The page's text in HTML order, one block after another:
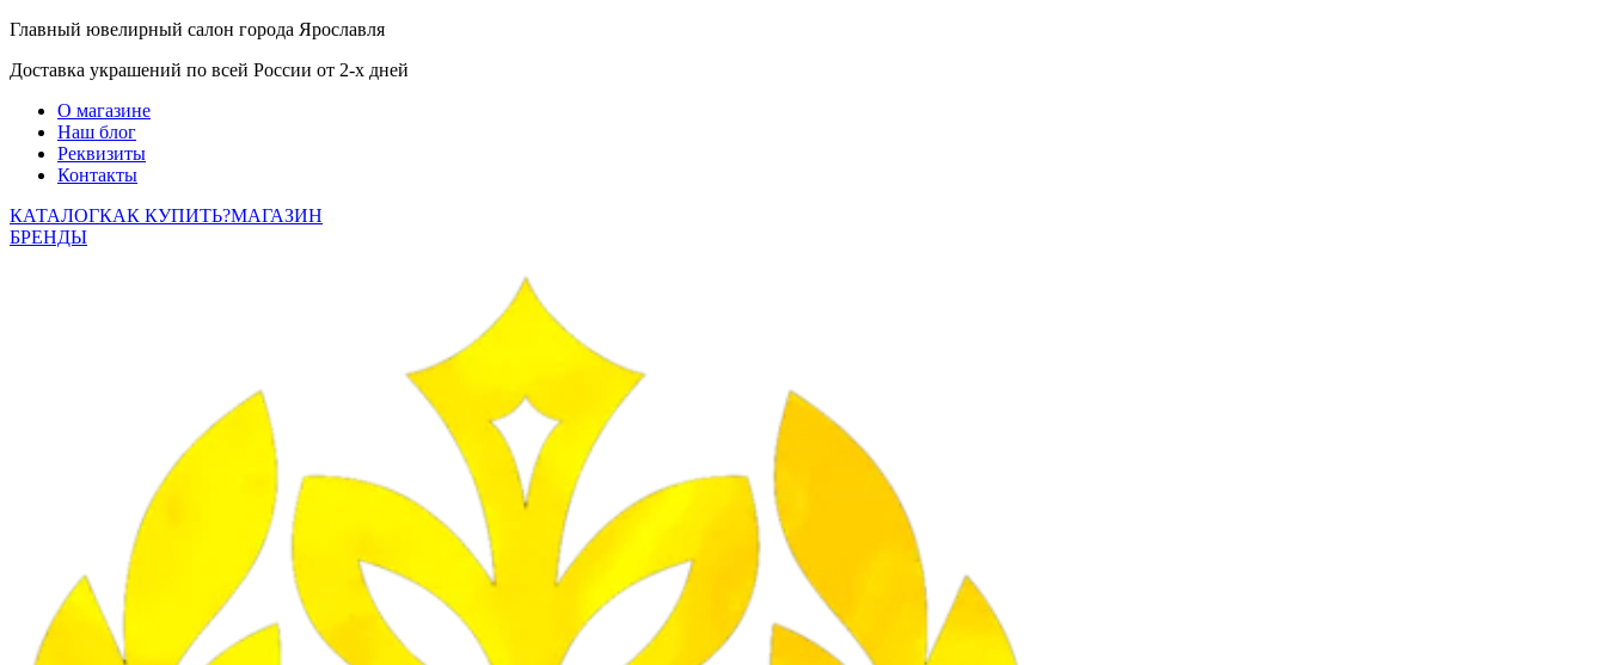
Главный ювелирный салон города Ярославля
Доставка украшений по всей России от 2-х дней
О магазине
Наш блог
Реквизиты
Контакты
КАТАЛОГКАК КУПИТЬ?МАГАЗИН
БРЕНДЫ